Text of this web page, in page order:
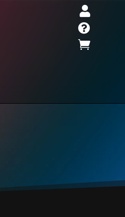


